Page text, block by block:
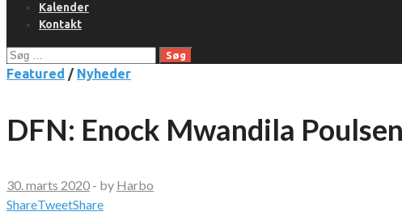
Kalender
Kontakt
Søg
efter:
Featured / Nyheder
DFN: Enock Mwandila
30. marts 2020 - by Harbo
ShareTweetShare